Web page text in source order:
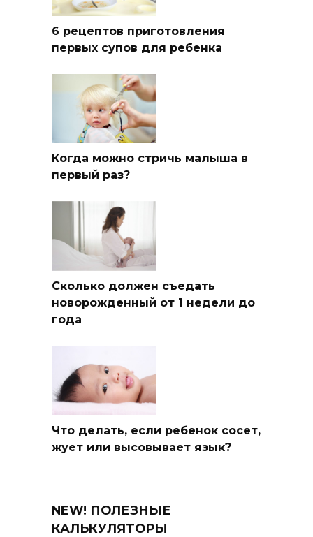
6 рецептов приготовления
первых супов для ребенка
Когда можно стричь малыша в
первый раз?
Сколько должен съедать
новорожденный от 1 недели до
года
Что делать, если ребенок сосет,
жует или высовывает язык?
NEW! ПОЛЕЗНЫЕ
КАЛЬКУЛЯТОРЫ